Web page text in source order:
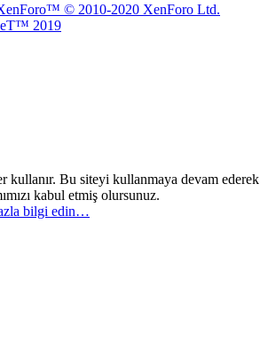
© 2010-2020 XenForo Ltd.
2019
kullanır. Bu siteyi kullanmaya devam ederek
kabul etmiş olursunuz.
bilgi edin…